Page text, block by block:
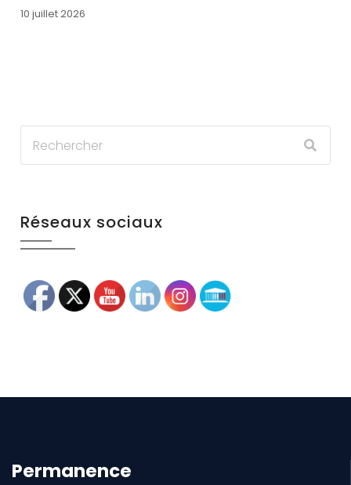
10 juillet 2026
Réseaux sociaux
Permanence